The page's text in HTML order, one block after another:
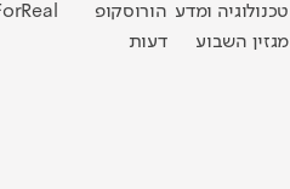
טכנולוגיה ומדע הורוסקופ
מגזין השבוע
דעות